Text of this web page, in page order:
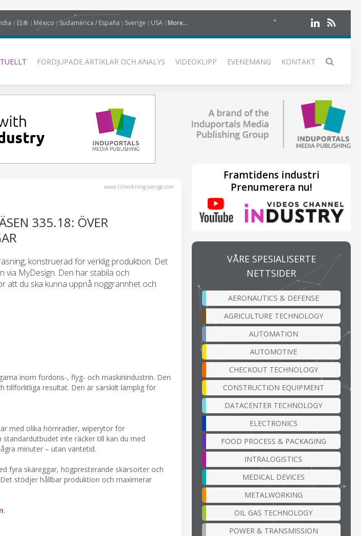
日本 México Sudamérica / España Sverige USA More...
FÖRDJUPADE ARTIKLAR OCH ANALYS VIDEOKLIPP EVENEMANG KONTAKT
www.tillverkning-sverige.com
335.18: ÖVER
konstruerad för verklig produktion. Det
via MyDesign. Den har stabila och
att du ska kunna uppnå noggrannhet och
inom fordons-, flyg- och maskinindustrin. Den
tillförlitliga resultat. Den är särskilt lämplig för
med olika hörnradier, wiperytor för
inte räcker till kan du med
minuter – utan väntetid.
fyra skäreggar, högpresterande skärsorter och
stödjer hållbar produktion och maximerar
.
Framtidens industri
Prenumerera nu!
VÅRE SPESIALISERTE
NETTSIDER
AERONAUTICS & DEFENSE
AGRICULTURE TECHNOLOGY
AUTOMATION
AUTOMOTIVE
CHECKOUT TECHNOLOGY
CONSTRUCTION EQUIPMENT
DATACENTER TECHNOLOGY
ELECTRONICS
FOOD PROCESS & PACKAGING
INTRALOGISTICS
MEDICAL DEVICES
METALWORKING
OIL GAS TECHNOLOGY
POWER & TRANSMISSION